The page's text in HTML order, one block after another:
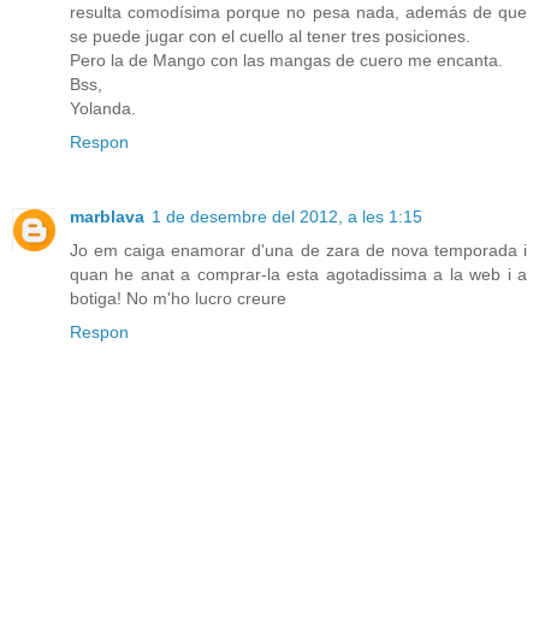
resulta comodísima porque no pesa nada, además de que
se puede jugar con el cuello al tener tres posiciones.
Pero la de Mango con las mangas de cuero me encanta.
Bss,
Yolanda.
Respon
marblava 1 de desembre del 2012, a les 1:15
Jo em caiga enamorar d'una de zara de nova temporada i
quan he anat a comprar-la esta agotadissima a la web i a
botiga! No m'ho lucro creure
Respon